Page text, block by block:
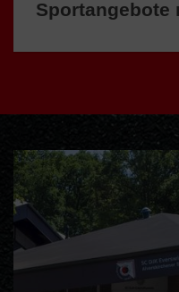
Sportangebote